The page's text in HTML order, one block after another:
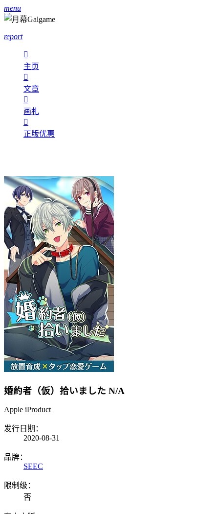
menu
report

主页

文章

画札

正版优惠
婚約者（仮）拾いました N/A
Apple iProduct
发行日期：
2020-08-31
品牌：
SEEC
限制级：
否